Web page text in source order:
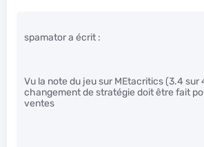
spamator a écrit :
Vu la note du jeu sur MEtacritics (3.4 sur
changement de stratégie doit être fait
ventes